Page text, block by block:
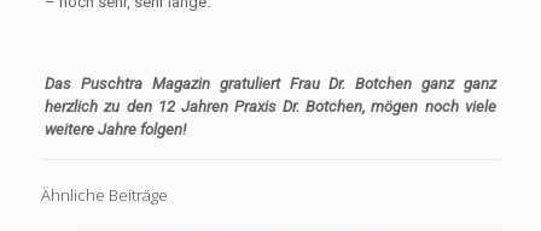
Das Puschtra Magazin gratuliert Frau Dr. Botchen ganz ganz
herzlich zu den 12 Jahren Praxis Dr. Botchen, mögen noch viele
weitere Jahre folgen!
Ähnliche Beiträge